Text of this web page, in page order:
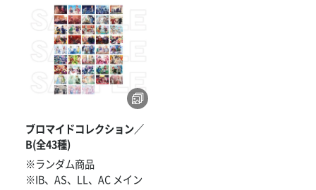
ブロマイドコレクション／
B(全43種)
※ランダム商品
※IB、AS、LL、AC メイン